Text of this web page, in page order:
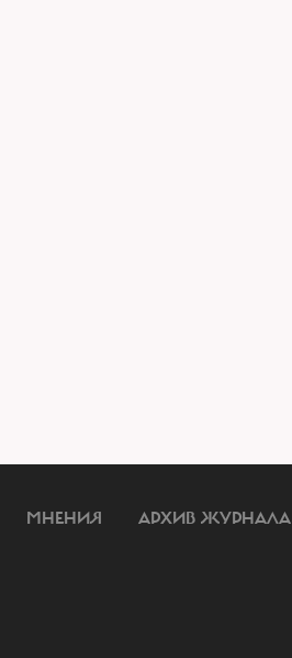
МНЕНИЯ АРХИВ ЖУРНАЛА